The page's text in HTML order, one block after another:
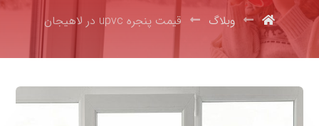
وبلاگ قیمت پنجره upvc در لاهیجان